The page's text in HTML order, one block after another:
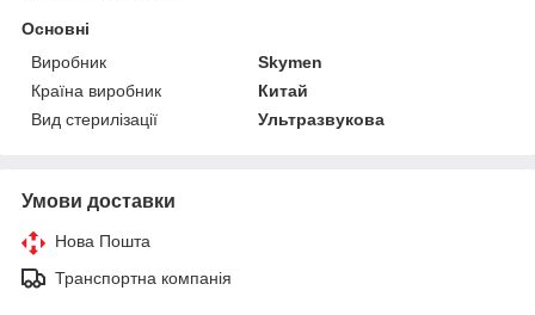
Основні
Виробник
Skymen
Країна виробник
Китай
Вид стерилізації
Ультразвукова
Умови доставки
Нова Пошта
Транспортна компанія